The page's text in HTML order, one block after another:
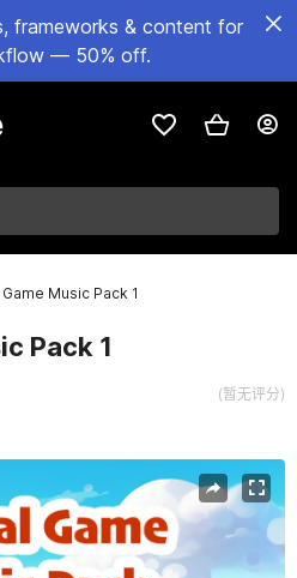
frameworks & content for
— 50% off.
Music Pack 1
Pack 1
(暂无评分)